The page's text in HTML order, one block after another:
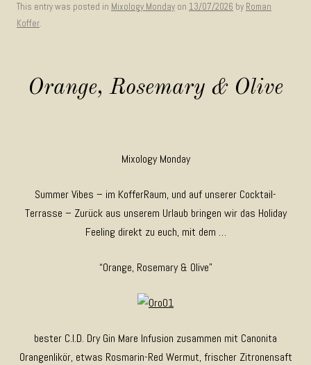
This entry was posted in Mixology Monday on 13/07/2026 by Roman
Koffer.
Orange, Rosemary & Olive
Mixology Monday
Summer Vibes – im KofferRaum, und auf unserer Cocktail-
Terrasse – Zurück aus unserem Urlaub bringen wir das Holiday
Feeling direkt zu euch, mit dem …
“Orange, Rosemary & Olive”
bester C.I.D. Dry Gin Mare Infusion zusammen mit Canonita
Orangenlikör, etwas Rosmarin-Red Wermut, frischer Zitronensaft